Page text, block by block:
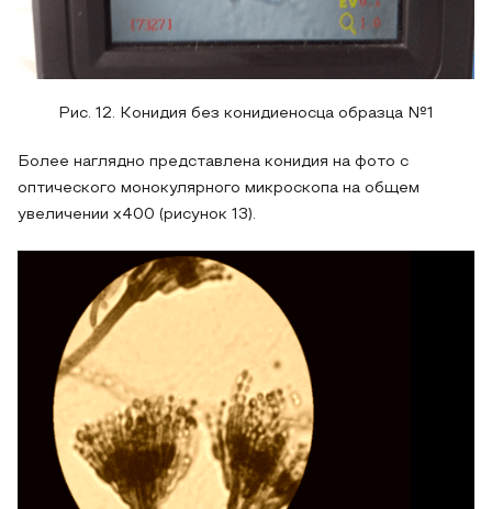
Рис. 12. Конидия без конидиеносца образца №1
Более наглядно представлена конидия на фото с
оптического монокулярного микроскопа на общем
увеличении x400 (рисунок 13).